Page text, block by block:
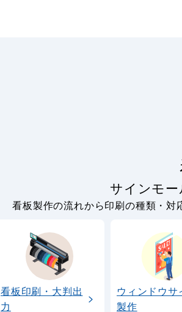
サインモー
看板製作の流れから印刷の種類・対
看板印刷・大判出
力
ウィンドウサ
製作